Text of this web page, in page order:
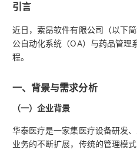
引言
近日，索昂软件有限公司（以下
公自动化系统（OA）与药品管理
程。
一、背景与需求分析
（一）企业背景
华泰医疗是一家集医疗设备研发
业务的不断扩展，传统的管理模